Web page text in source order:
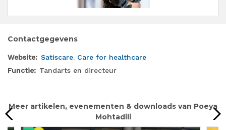
Contactgegevens
Website
Satiscare. Care for healthcare
Functie
Tandarts en directeur
Meer artikelen, evenementen & downloads van Poeya
Mohtadili